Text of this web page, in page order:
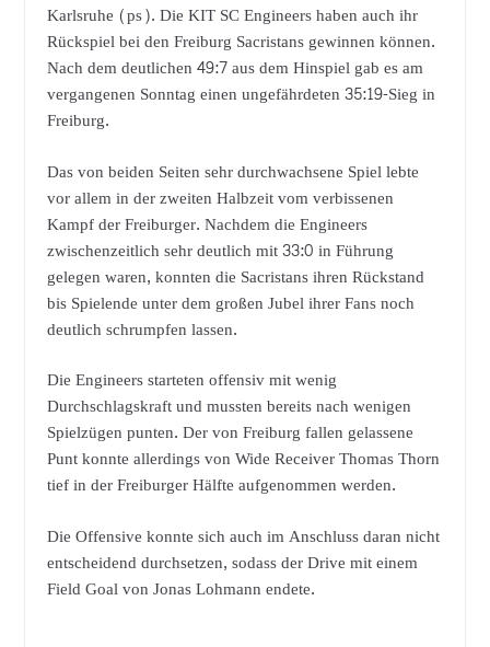
Karlsruhe (ps). Die KIT SC Engineers haben auch ihr
Rückspiel bei den Freiburg Sacristans gewinnen können.
Nach dem deutlichen 49:7 aus dem Hinspiel gab es am
vergangenen Sonntag einen ungefährdeten 35:19-Sieg in
Freiburg.
Das von beiden Seiten sehr durchwachsene Spiel lebte
vor allem in der zweiten Halbzeit vom verbissenen
Kampf der Freiburger. Nachdem die Engineers
zwischenzeitlich sehr deutlich mit 33:0 in Führung
gelegen waren, konnten die Sacristans ihren Rückstand
bis Spielende unter dem großen Jubel ihrer Fans noch
deutlich schrumpfen lassen.
Die Engineers starteten offensiv mit wenig
Durchschlagskraft und mussten bereits nach wenigen
Spielzügen punten. Der von Freiburg fallen gelassene
Punt konnte allerdings von Wide Receiver Thomas Thorn
tief in der Freiburger Hälfte aufgenommen werden.
Die Offensive konnte sich auch im Anschluss daran nicht
entscheidend durchsetzen, sodass der Drive mit einem
Field Goal von Jonas Lohmann endete.